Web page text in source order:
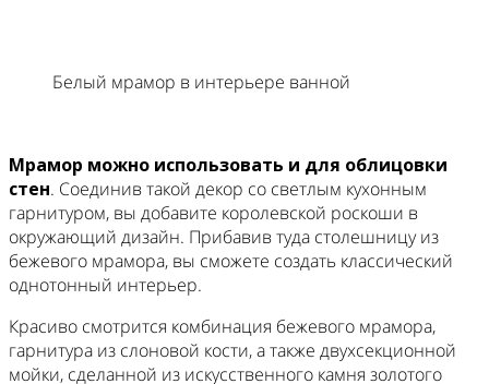
Белый мрамор в интерьере ванной
Мрамор можно использовать и для облицовки
стен. Соединив такой декор со светлым кухонным
гарнитуром, вы добавите королевской роскоши в
окружающий дизайн. Прибавив туда столешницу из
бежевого мрамора, вы сможете создать классический
однотонный интерьер.
Красиво смотрится комбинация бежевого мрамора,
гарнитура из слоновой кости, а также двухсекционной
мойки, сделанной из искусственного камня золотого